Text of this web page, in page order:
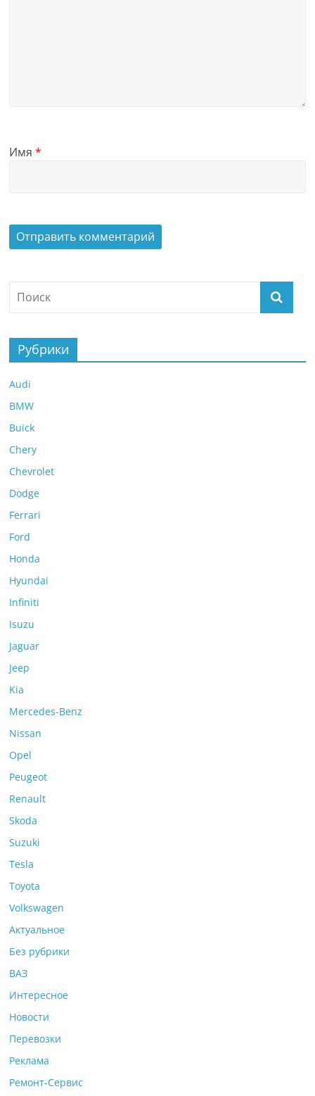
Имя*
Рубрики
Audi
BMW
Buick
Chery
Chevrolet
Dodge
Ferrari
Ford
Honda
Hyundai
Infiniti
Isuzu
Jaguar
Jeep
Kia
Mercedes-Benz
Nissan
Opel
Peugeot
Renault
Skoda
Suzuki
Tesla
Toyota
Volkswagen
Актуальное
Без рубрики
ВАЗ
Интересное
Новости
Перевозки
Реклама
Ремонт-Сервис